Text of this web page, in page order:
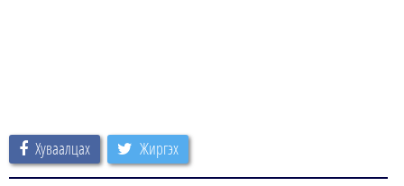
Хуваалцах Жиргэх